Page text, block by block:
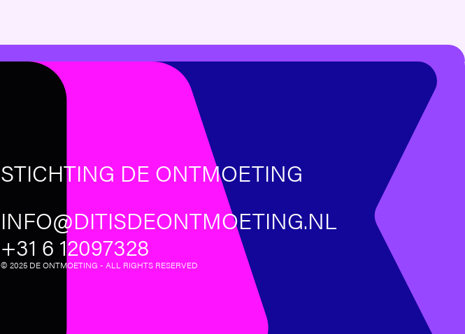
STICHTING DE ONTMOETING
INFO@DITISDEONTMOETING.NL
‪+31 6 12097328‬
© 2025 DE ONTMOETING - ALL RIGHTS RESERVED